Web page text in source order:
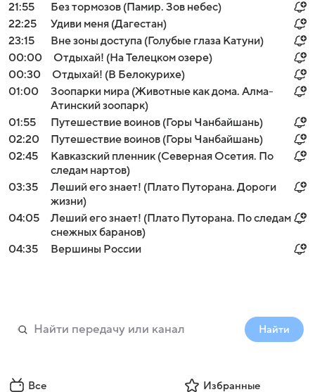
21:55
Без тормозов (Памир. Зов небес)
22:25
Удиви меня (Дагестан)
23:15
Вне зоны доступа (Голубые глаза Катуни)
00:00
Отдыхай! (На Телецком озере)
00:30
Отдыхай! (В Белокурихе)
01:00
Зоопарки мира (Животные как дома. Алма-
Атинский зоопарк)
01:55
Путешествие воинов (Горы Чанбайшань)
02:20
Путешествие воинов (Горы Чанбайшань)
02:45
Кавказский пленник (Северная Осетия. По
следам нартов)
03:35
Леший его знает! (Плато Путорана. Дороги
жизни)
04:05
Леший его знает! (Плато Путорана. По следам
снежных баранов)
04:35
Вершины России
Найти
Все Избранные